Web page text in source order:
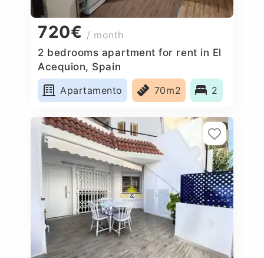
720€ / month
2 bedrooms apartment for rent in El
Acequion, Spain
Apartamento
70m2 2